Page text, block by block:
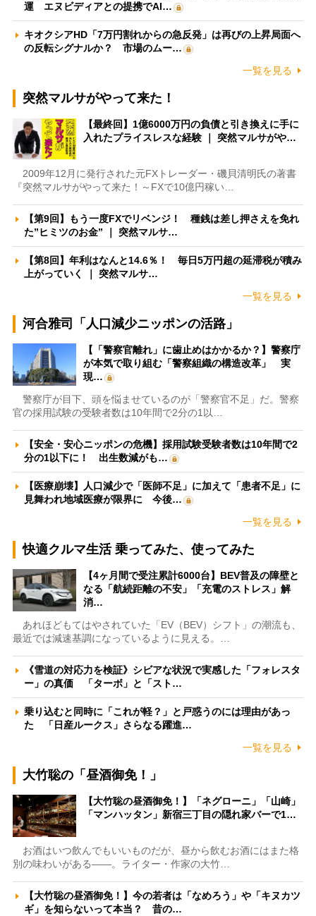
運 エヌビディアとの提携でAI…
キオクシアHD「7万円割れからの急反発」は再びの上昇局面へ
の反転シグナルか？ 市場のムー…
一覧を見る
突然マルサがやって来た！
【最終回】1億6000万円の負債と引き換えに手に
入れたプライスレスな経験 ｜ 突然マルサがや…
2009年12月に発行された元FXトレーダー・磯貝清明氏の著書
『突然マルサがやって来た！～FXで10億円稼い…
【第9回】もう一度FXでリベンジ！ 種銭は差し押さえを免れ
た”ヒミツのお金” ｜ 突然マルサ…
【第8回】年利はなんと14.6％！ 毎日5万円超の延滞税が積み
上がっていく ｜ 突然マルサ…
一覧を見る
河合雅司「人口減少ニッポンの活路」
【「警察官離れ」に歯止めはかかるか？】警察庁
が本気で取り組む「警察組織の構造改革」 実
現…
警察庁が目下、頭を悩ませているのが「警察官不足」だ。警察
官の採用試験の受験者数は10年間で2分の1以…
【安全・安心ニッポンの危機】採用試験受験者数は10年間で2
分の1以下に！ 出生数減がも…
【医療崩壊】人口減少で「医師不足」に加えて「患者不足」に
見舞われ地域医療が限界に 今後…
一覧を見る
快適クルマ生活 乗ってみた、使ってみた
【4ヶ月間で受注累計6000台】BEV普及の障壁と
なる「航続距離の不安」「充電のストレス」解
消…
あれほどもてはやされていた「EV（BEV）シフト」の潮流も、
最近では減速基調になっているように見える。…
《雪道の対応力を検証》シビアな状況で実感した「フォレスタ
ー」の真価 「ターボ」と「スト…
乗り込むと同時に「これが軽？」と戸惑うのには理由があっ
た 「日産ルークス」さらなる躍進…
一覧を見る
大竹聡の「昼酒御免！」
【大竹聡の昼酒御免！】「ネグローニ」「山崎」
「マンハッタン」新宿三丁目の隠れ家バーで1…
お酒はいつ飲んでもいいものだが、昼から飲むお酒にはまた格
別の味わいがある――。ライター・作家の大竹…
【大竹聡の昼酒御免！】今の若者は「なめろう」や「キヌカツ
ギ」を知らないって本当？ 昔の…